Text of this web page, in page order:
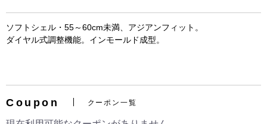
ソフトシェル・55～60cm未満、アジアンフィット。
ダイヤル式調整機能。インモールド成型。
Coupon クーポン一覧